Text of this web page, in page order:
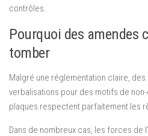
contrôles.
Pourquoi des amendes
tomber
Malgré une réglementation claire,
verbalisations pour des motifs de
plaques respectent parfaitement les
Dans de nombreux cas, les forces de